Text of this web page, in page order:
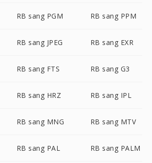
RB sang PGM RB sang PPM
RB sang JPEG RB sang EXR
RB sang FTS RB sang G3
RB sang HRZ RB sang IPL
RB sang MNG RB sang MTV
RB sang PAL RB sang PALM